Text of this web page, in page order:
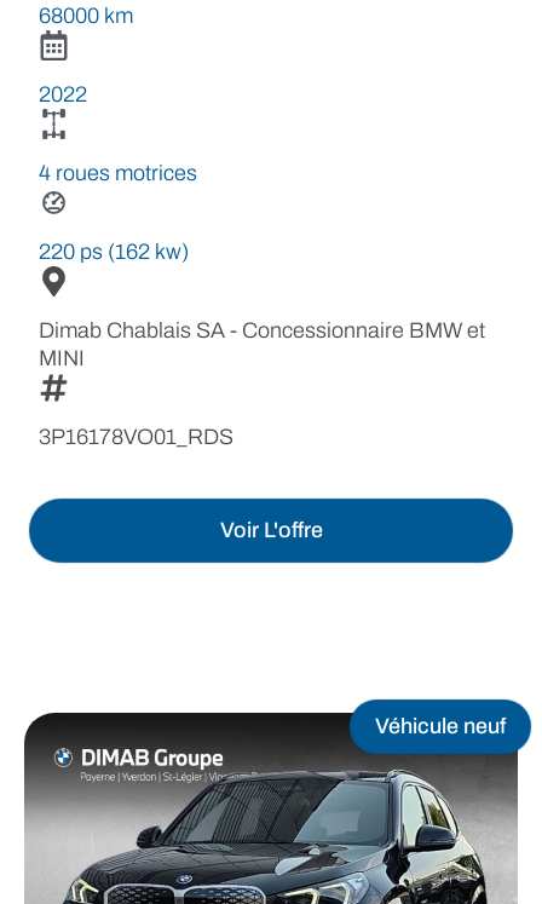
68000 km
2022
4 roues motrices
220 ps (162 kw)
Dimab Chablais SA - Concessionnaire BMW et
MINI
3P16178VO01_RDS
Voir L'offre
Véhicule neuf